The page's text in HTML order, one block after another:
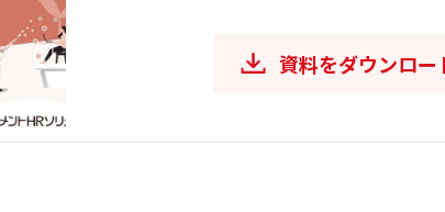
資料をダウンロー